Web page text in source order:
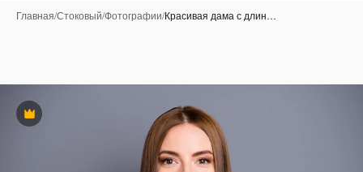
Главная/Стоковый/Фотографии/Красивая дама с длин…
Премиум